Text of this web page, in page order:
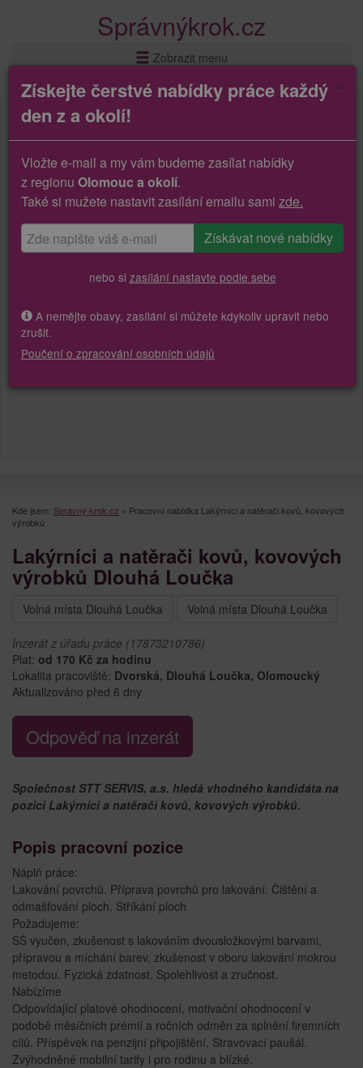
Správnýkrok.cz
Zobrazit menu
Kde jsem: Správný krok.cz » Pracovní nabídka Lakýrníci a natěrači kovů, kovových
výrobků
Lakýrníci a natěrači kovů, kovových
výrobků Dlouhá Loučka
Volná místa Dlouhá Loučka Volná místa Dlouhá Loučka
Inzerát z úřadu práce (17873210786)
Plat: od 170 Kč za hodinu
Lokalita pracoviště: Dvorská, Dlouhá Loučka, Olomoucký
Aktualizováno před 6 dny
Odpověď na inzerát
Společnost STT SERVIS, a.s. hledá vhodného kandidáta na
pozici Lakýrníci a natěrači kovů, kovových výrobků.
Popis pracovní pozice
Náplň práce:
Lakování povrchů. Příprava povrchů pro lakování. Čištění a
odmašťování ploch. Stříkání ploch
Požadujeme:
SŠ vyučen, zkušenost s lakováním dvousložkovými barvami,
přípravou a míchání barev, zkušenost v oboru lakování mokrou
metodou. Fyzická zdatnost. Spolehlivost a zručnost.
Nabízíme
Odpovídající platové ohodnocení, motivační ohodnocení v
podobě měsíčních prémií a ročních odměn za splnění firemních
cílů. Příspěvek na penzijní připojištění. Stravovací paušál.
Zvýhodněné mobilní tarify i pro rodinu a blízké.
Získejte čerstvé nabídky práce každý
den z a okolí!
Vložte e-mail a my vám budeme zasílat nabídky
z regionu Olomouc a okolí.
Také si mužete nastavit zasílání emailu sami zde.
nebo si zasílání nastavte podle sebe
A nemějte obavy, zasílání si můžete kdykoliv upravit nebo
zrušit.
Poučení o zpracování osobních údajů